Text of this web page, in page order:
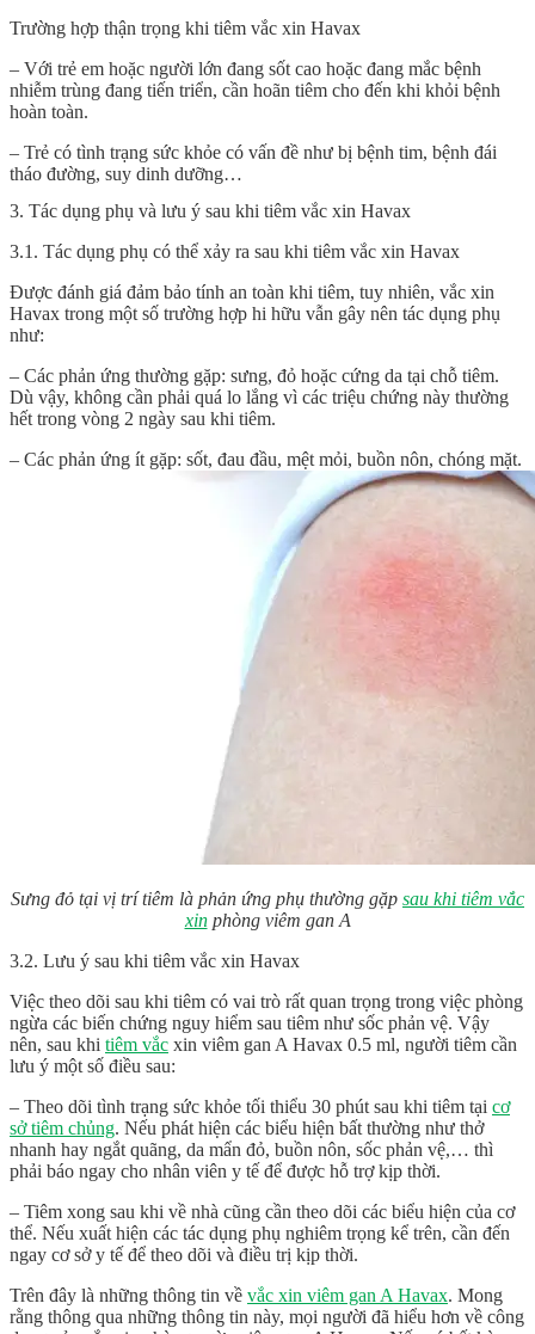
Trường hợp thận trọng khi tiêm vắc xin Havax
– Với trẻ em hoặc người lớn đang sốt cao hoặc đang mắc bệnh
nhiễm trùng đang tiến triển, cần hoãn tiêm cho đến khi khỏi bệnh
hoàn toàn.
– Trẻ có tình trạng sức khỏe có vấn đề như bị bệnh tim, bệnh đái
tháo đường, suy dinh dưỡng…
3. Tác dụng phụ và lưu ý sau khi tiêm vắc xin Havax
3.1. Tác dụng phụ có thể xảy ra sau khi tiêm vắc xin Havax
Được đánh giá đảm bảo tính an toàn khi tiêm, tuy nhiên, vắc xin
Havax trong một số trường hợp hi hữu vẫn gây nên tác dụng phụ
như:
– Các phản ứng thường gặp: sưng, đỏ hoặc cứng da tại chỗ tiêm.
Dù vậy, không cần phải quá lo lắng vì các triệu chứng này thường
hết trong vòng 2 ngày sau khi tiêm.
– Các phản ứng ít gặp: sốt, đau đầu, mệt mỏi, buồn nôn, chóng mặt.
Sưng đỏ tại vị trí tiêm là phản ứng phụ thường gặp sau khi tiêm vắc
xinphòng viêm gan A
3.2. Lưu ý sau khi tiêm vắc xin Havax
Việc theo dõi sau khi tiêm có vai trò rất quan trọng trong việc phòng
ngừa các biến chứng nguy hiểm sau tiêm như sốc phản vệ. Vậy
nên, sau khi tiêm vắc xin viêm gan A Havax 0.5 ml, người tiêm cần
lưu ý một số điều sau:
– Theo dõi tình trạng sức khỏe tối thiểu 30 phút sau khi tiêm tại cơ
sở tiêm chủng. Nếu phát hiện các biểu hiện bất thường như thở
nhanh hay ngắt quãng, da mẩn đỏ, buồn nôn, sốc phản vệ,… thì
phải báo ngay cho nhân viên y tế để được hỗ trợ kịp thời.
– Tiêm xong sau khi về nhà cũng cần theo dõi các biểu hiện của cơ
thể. Nếu xuất hiện các tác dụng phụ nghiêm trọng kể trên, cần đến
ngay cơ sở y tế để theo dõi và điều trị kịp thời.
Trên đây là những thông tin về vắc xin viêm gan A Havax. Mong
rằng thông qua những thông tin này, mọi người đã hiểu hơn về công